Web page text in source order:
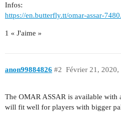
Infos:
https://en.butterfly.tt/omar-assar-
1 « J'aime »
anon99884826 Février 21, 2020,
#2
The OMAR ASSAR is available with
will fit well for players with bigger